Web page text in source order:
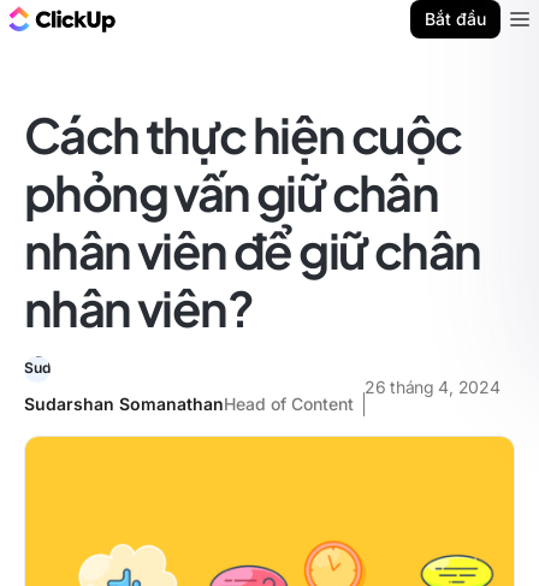
Bắt đầu
Cách thực hiện cuộc
phỏng vấn giữ chân
nhân viên để giữ chân
nhân viên?
Sudarshan SomanathanHead of Content
26 tháng 4, 2024